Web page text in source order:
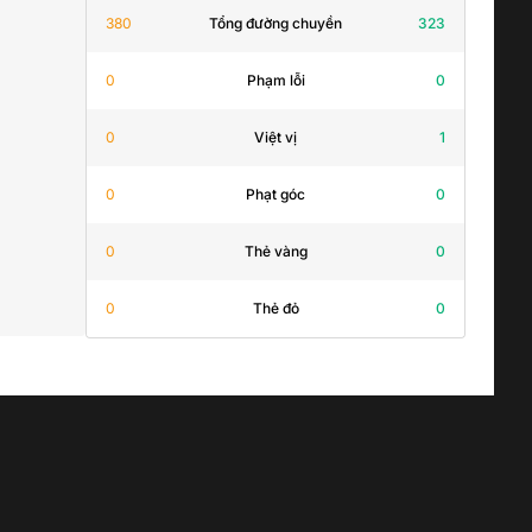
380 Tổng đường chuyền 323
0 Phạm lỗi 0
0 Việt vị 1
0 Phạt góc 0
0 Thẻ vàng 0
0 Thẻ đỏ 0